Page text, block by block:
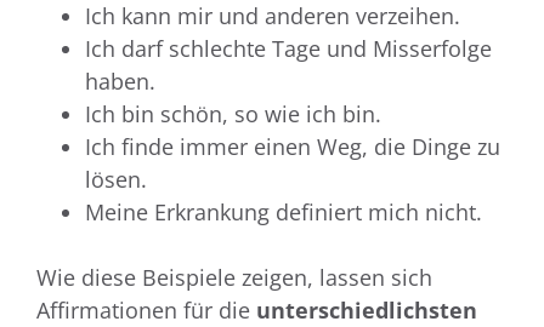
Ich kann mir und anderen verzeihen.
Ich darf schlechte Tage und Misserfolge
haben.
Ich bin schön, so wie ich bin.
Ich finde immer einen Weg, die Dinge zu
lösen.
Meine Erkrankung definiert mich nicht.
Wie diese Beispiele zeigen, lassen sich
Affirmationen für die unterschiedlichsten